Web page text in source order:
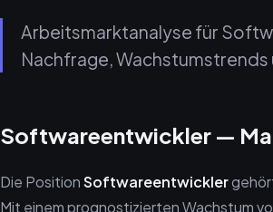
Arbeitsmarktanalyse für
Nachfrage, Wachstumstrends
Softwareentwickler —
Die PositionSoftwareentwickler
Mit einem prognostizierten Wachstum